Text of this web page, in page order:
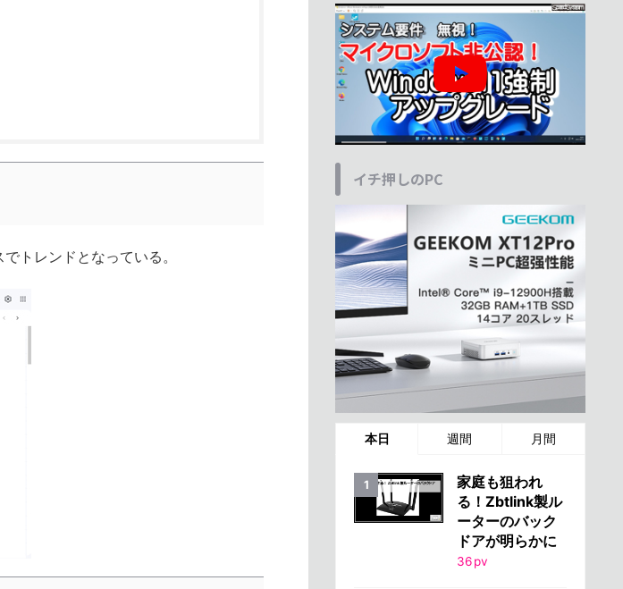
トレンドとなっている。
イチ押しのPC
本日 週間 月間
家庭も狙われ
る！Zbtlink製ル
ーターのバック
ドアが明らかに
36pv